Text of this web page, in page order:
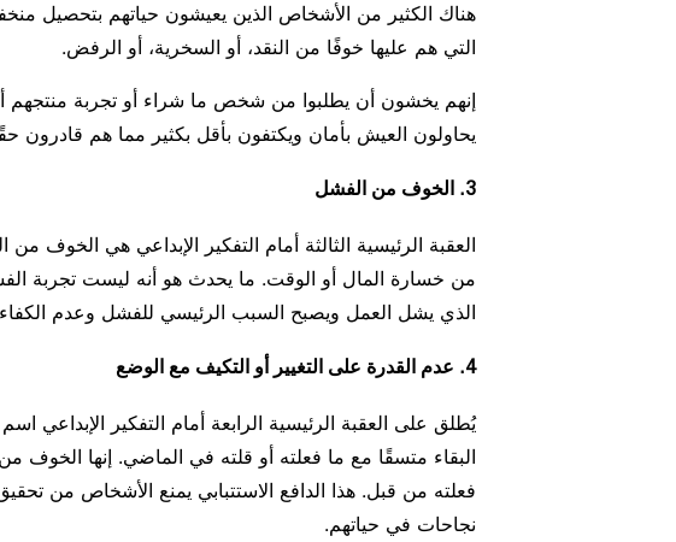
هناك الكثير من الأشخاص الذين يعيشون حياتهم بتحصيل
التي هم عليها خوفًا من النقد، أو السخرية، أو الرفض.
إنهم يخشون أن يطلبوا من شخص ما شراء أو تجربة منتجهم
يحاولون العيش بأمان ويكتفون بأقل بكثير مما هم قادرون
3. الخوف من الفشل
العقبة الرئيسية الثالثة أمام التفكير الإبداعي هي الخوف
من خسارة المال أو الوقت. ما يحدث هو أنه ليست تجربة
الذي يشل العمل ويصبح السبب الرئيسي للفشل وعدم
4. عدم القدرة على التغيير أو التكيف مع الوضع
يُطلق على العقبة الرئيسية الرابعة أمام التفكير الإبداعي
البقاء متسقًا مع ما فعلته أو قلته في الماضي. إنها
فعلته من قبل. هذا الدافع الاستتبابي يمنع الأشخاص من
نجاحات في حياتهم.